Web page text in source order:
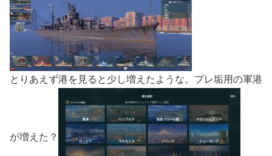
とりあえず港を見ると少し増えたような。プレ垢用の軍港
が増えた？